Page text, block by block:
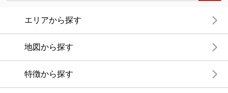
エリアから探す
地図から探す
特徴から探す